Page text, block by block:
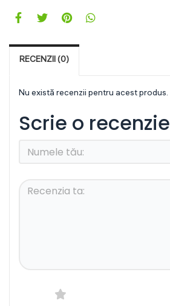
RECENZII (0)
Nu există recenzii pentru acest produs.
Scrie o recenzie